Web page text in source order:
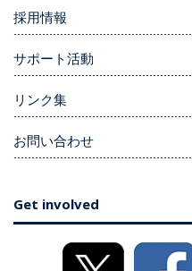
採用情報
サポート活動
リンク集
お問い合わせ
Get involved